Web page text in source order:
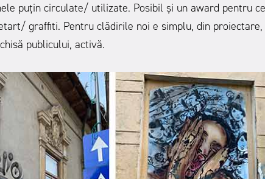
puțin circulate/ utilizate. Posibil și un award pentru
graffiti. Pentru clădirile noi e simplu, din proiectare,
publicului, activă.